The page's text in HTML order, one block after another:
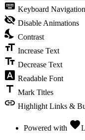
keyboard Keyboard Navigation
visibility_off Disable Animations
nights_stay Contrast
format_size Increase Text
text_fields Decrease Text
font_download Readable Font
title Mark Titles
link Highlight Links &
Powered with favorite